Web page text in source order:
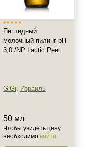
Пептидный
молочный пилинг рН
3,0 /NP Lactic Peel
GiGi, Израиль
50 мл
Чтобы увидеть цену
необходимо войти